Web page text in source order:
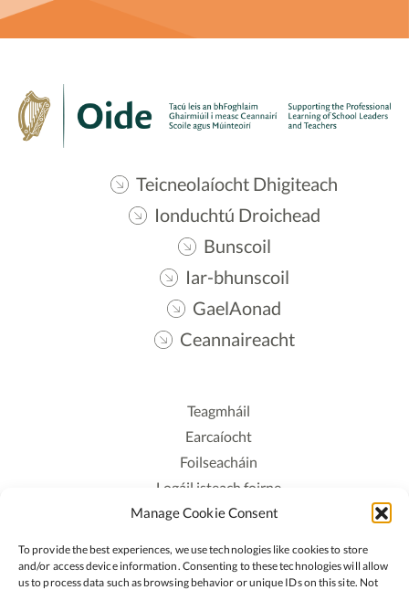
Manage Cookie Consent
To provide the best experiences, we use technologies like cookies to store
and/or access device information. Consenting to these technologies will allow
us to process data such as browsing behavior or unique IDs on this site. Not
Teicneolaíocht Dhigiteach
Ionduchtú Droichead
Bunscoil
Iar-bhunscoil
GaelAonad
Ceannaireacht
Teagmháil
Earcaíocht
Foilseacháin
Logáil isteach foirne
Polasaí Príobháideachais
Rochtain